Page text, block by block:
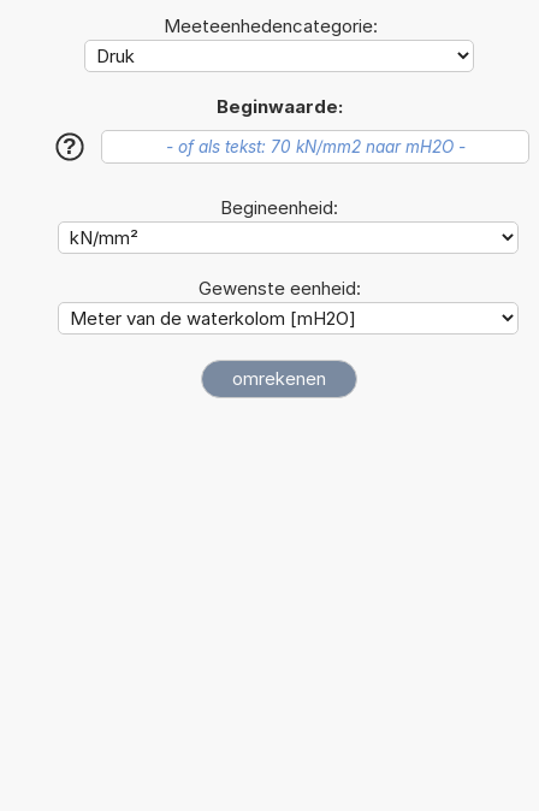
Meeteenhedencategorie:
Beginwaarde:
?
Begineenheid:
Gewenste eenheid: